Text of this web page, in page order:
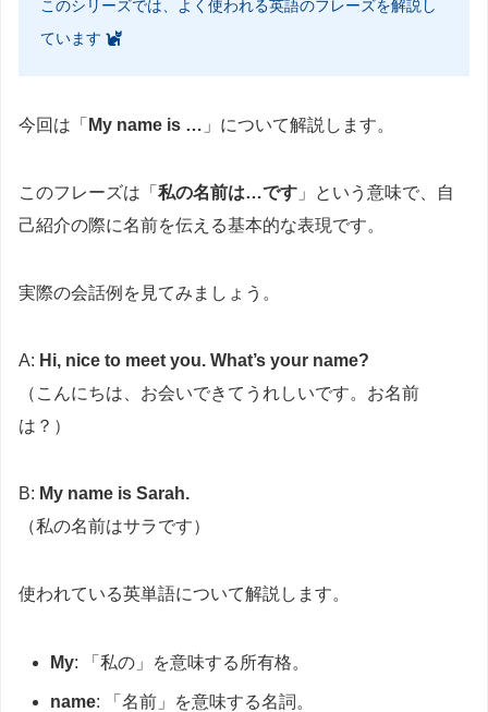
このシリーズでは、よく使われる英語のフレーズを解説し
ています
今回は「 My name is … 」について解説します。
このフレーズは「 私の名前は…です 」という意味で、自
己紹介の際に名前を伝える基本的な表現です。
実際の会話例を見てみましょう。
A: Hi, nice to meet you. What’s your name?
（こんにちは、お会いできてうれしいです。お名前
は？）
B: My name is Sarah.
（私の名前はサラです）
使われている英単語について解説します。
My: 「私の」を意味する所有格。
name: 「名前」を意味する名詞。